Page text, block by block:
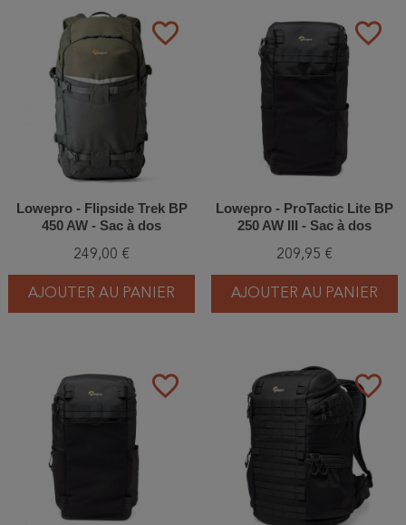
favorite_border
Lowepro - Flipside Trek BP
450 AW - Sac à dos
249,00 €
AJOUTER AU PANIER
favorite_border
Lowepro - ProTactic Lite BP
250 AW III - Sac à dos
209,95 €
AJOUTER AU PANIER
favorite_border favorite_border